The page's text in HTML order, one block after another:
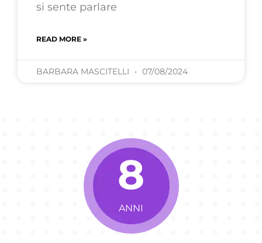
si sente parlare
READ MORE »
BARBARA MASCITELLI 07/08/2024
8
ANNI